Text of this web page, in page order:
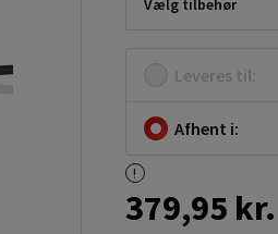
Vælg tilbehør
Leveres til:
Afhent i:
379,95 kr.